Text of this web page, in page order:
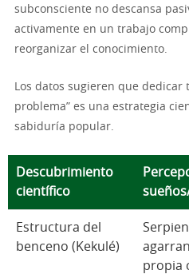
subconsciente no descansa
activamente en un trabajo
reorganizar el conocimiento.
Los datos sugieren que dedicar
problema” es una estrategia
sabiduría popular.
Descubrimiento
científico
Estructura del
benceno (Kekulé)
propia